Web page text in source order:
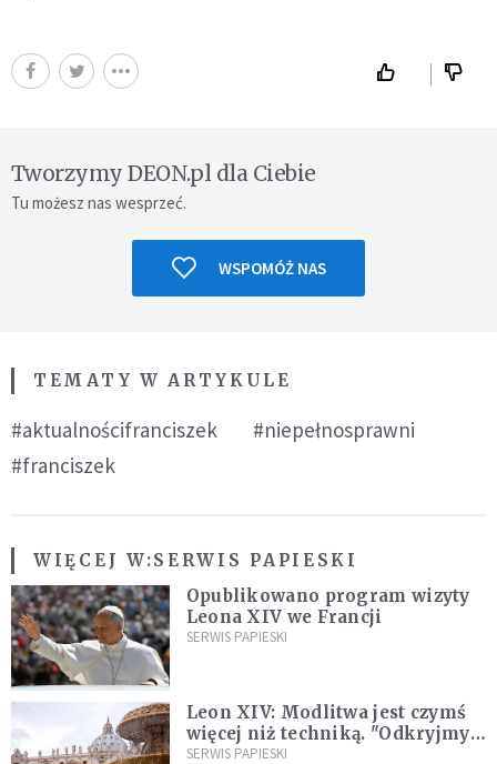
Tworzymy DEON.pl dla Ciebie
Tu możesz nas wesprzeć.
WSPOMÓŻ NAS
TEMATY W ARTYKULE
#aktualnościfranciszek
#niepełnosprawni
#franciszek
WIĘCEJ W:SERWIS PAPIESKI
Opublikowano program wizyty
Leona XIV we Francji
SERWIS PAPIESKI
Leon XIV: Modlitwa jest czymś
więcej niż techniką. "Odkryjmy
ją na nowo"
SERWIS PAPIESKI